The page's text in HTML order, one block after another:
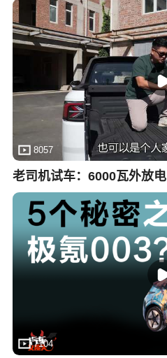
8057
老司机试车：6000瓦外放
7104